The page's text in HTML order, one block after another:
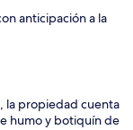
anticipación a la
la propiedad cuenta
humo y botiquín de